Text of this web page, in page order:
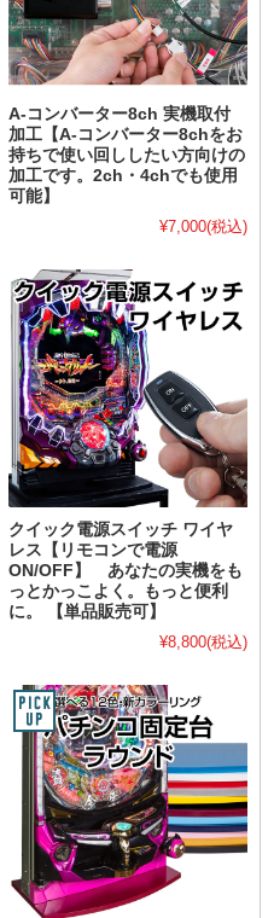
A-コンバーター8ch 実機取付
加工【A-コンバーター8chをお
持ちで使い回ししたい方向けの
加工です。2ch・4chでも使用
可能】
¥7,000(税込)
クイック電源スイッチ ワイヤ
レス【リモコンで電源
ON/OFF】 あなたの実機をも
っとかっこよく。もっと便利
に。 【単品販売可】
¥8,800(税込)